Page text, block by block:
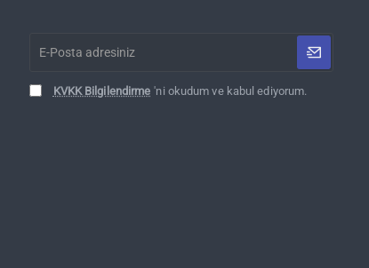
Posta
KVKK Bilgilendirme 'ni okudum ve kabul ediyorum.